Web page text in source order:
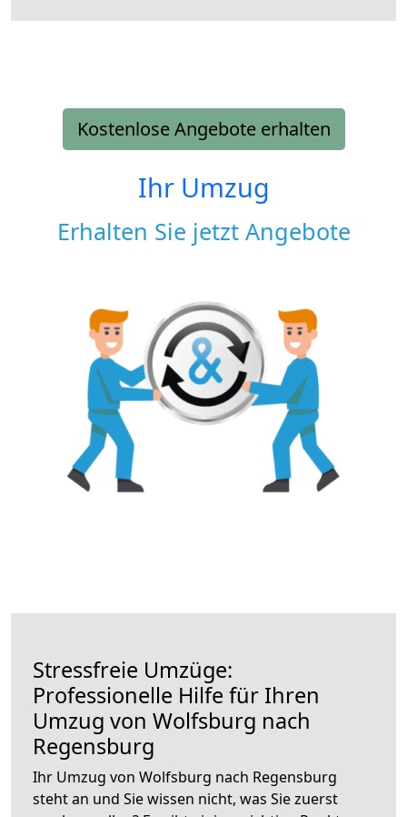
Kostenlose Angebote erhalten
Ihr Umzug
Erhalten Sie jetzt Angebote
Stressfreie Umzüge:
Professionelle Hilfe für Ihren
Umzug von Wolfsburg nach
Regensburg
Ihr Umzug von Wolfsburg nach Regensburg
steht an und Sie wissen nicht, was Sie zuerst